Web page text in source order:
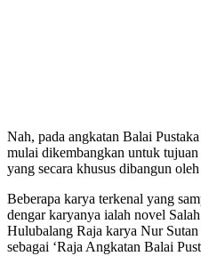
Nah, pada angkatan Balai
mulai dikembangkan untuk
yang secara khusus dibangun
Beberapa karya terkenal yang
dengar karyanya ialah novel
Hulubalang Raja karya Nur
sebagai ‘Raja Angkatan Balai